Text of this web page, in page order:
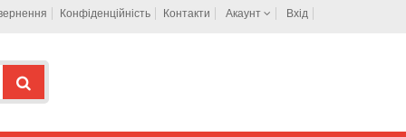
Конфіденційність Контакти Акаунт Вхід